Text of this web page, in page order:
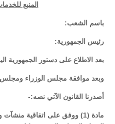
المنبع
باسم الشعب:
رئيس الجمهورية:
بعد الاطلاع على دستور الجمهورية
وبعد موافقة مجلس الوزراء ومجلس
أصدرنا القانون الآتي نصه:-
مادة (1) ووفق على اتفاقية